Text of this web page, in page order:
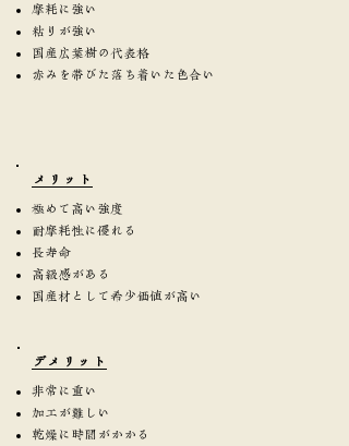
摩耗に強い
粘りが強い
国産広葉樹の代表格
赤みを帯びた落ち着いた色合い
​メリット
極めて高い強度
耐摩耗性に優れる
長寿命
高級感がある
国産材として希少価値が高い
​デメリット
非常に重い
加工が難しい
乾燥に時間がかかる